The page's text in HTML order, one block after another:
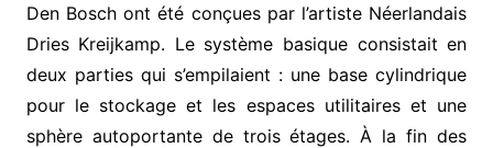
Den Bosch ont été conçues par l’artiste Néerlandais
Dries Kreijkamp. Le système basique consistait en
deux parties qui s’empilaient : une base cylindrique
pour le stockage et les espaces utilitaires et une
sphère autoportante de trois étages. À la fin des